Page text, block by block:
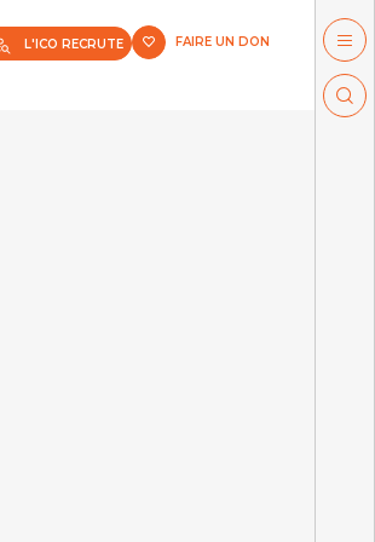
L'ICO RECRUTE FAIRE UN DON